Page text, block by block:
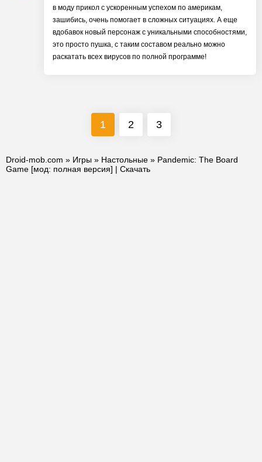
в моду прикол с ускоренным успехом по америкам,
зашибись, очень помогает в сложных ситуациях. А еще
вдобавок новый персонаж с уникальными способностями,
это просто пушка, с таким составом реально можно
раскатать всех вирусов по полной программе!
1 2 3
Droid-mob.com » Игры » Настольные » Pandemic: The Board
Game [мод: полная версия] | Скачать